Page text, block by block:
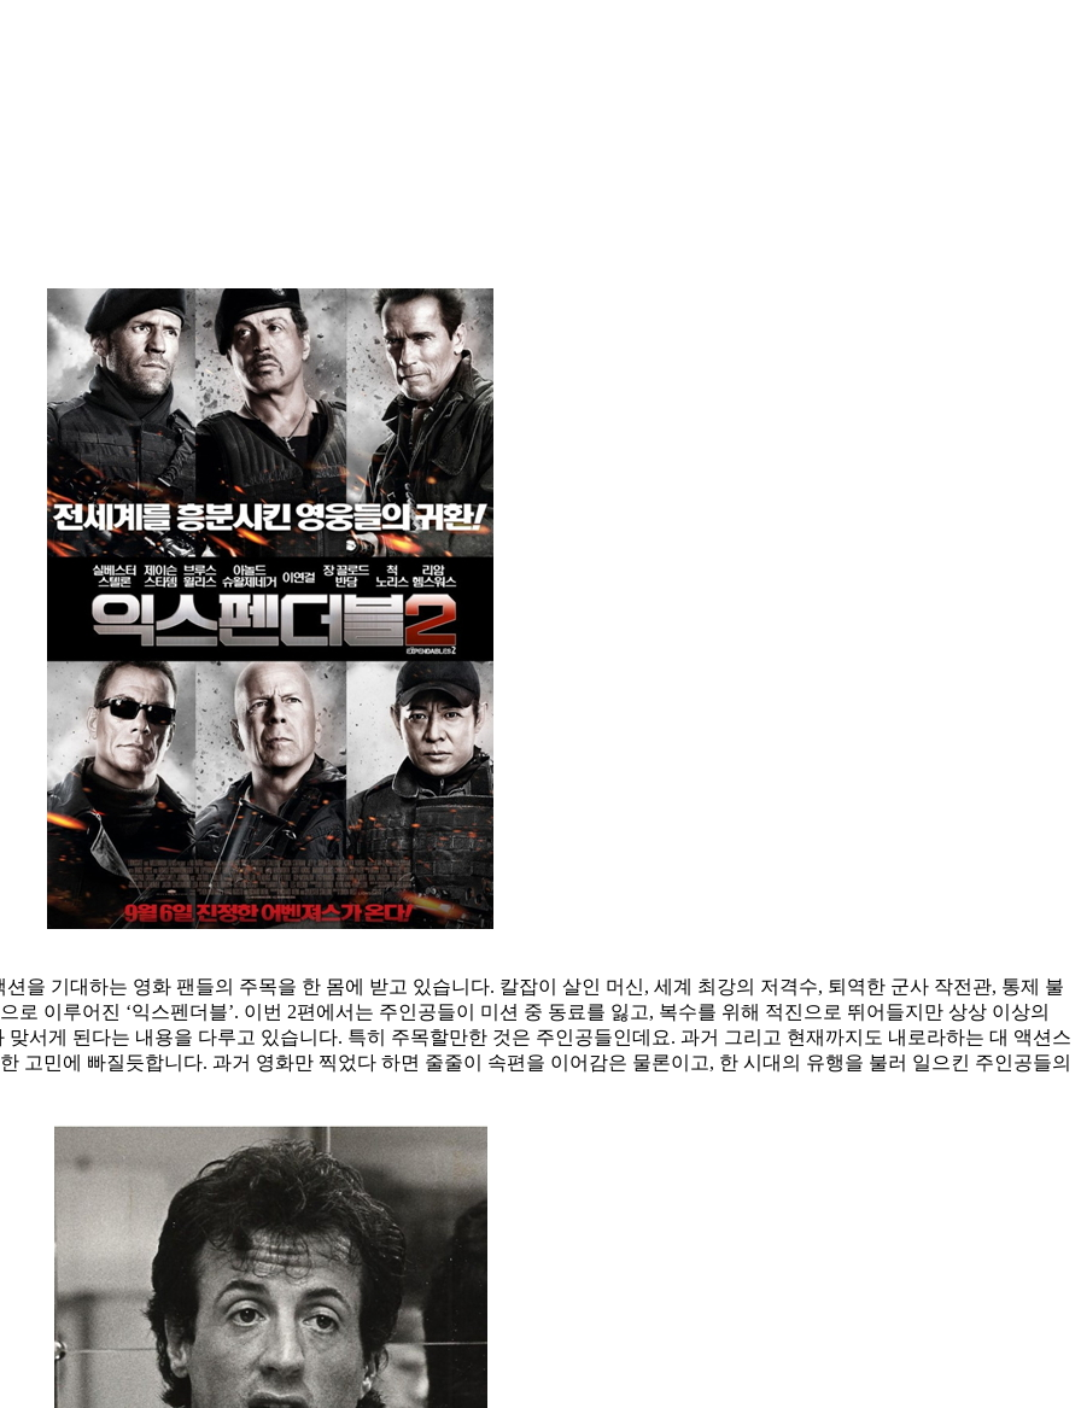
을 기대하는 영화 팬들의 주목을 한 몸에 받고 있습니다. 칼잡이 살인 머신, 세계 최강의 저격수, 퇴역한 군사 작전관, 통제 불
이루어진 ‘익스펜더블’. 이번 2편에서는 주인공들이 미션 중 동료를 잃고, 복수를 위해 적진으로 뛰어들지만 상상 이상의
서게 된다는 내용을 다루고 있습니다. 특히 주목할만한 것은 주인공들인데요. 과거 그리고 현재까지도 내로라하는 대 액션스
고민에 빠질듯합니다. 과거 영화만 찍었다 하면 줄줄이 속편을 이어감은 물론이고, 한 시대의 유행을 불러 일으킨 주인공들의